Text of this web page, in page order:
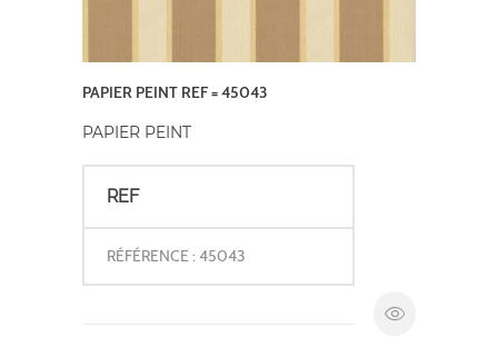
PAPIER PEINT REF = 45043
PAPIER PEINT
REF
RÉFÉRENCE : 45043